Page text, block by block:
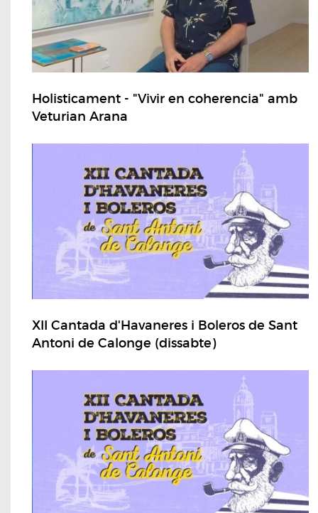
Holisticament - "Vivir en coherencia" amb
Veturian Arana
XII Cantada d'Havaneres i Boleros de Sant
Antoni de Calonge (dissabte)